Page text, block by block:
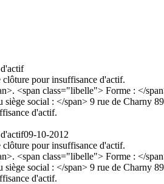
pour insuffisance d'actif.
class="libelle"> Forme : </
social : </span> 9 rue de Charny
d'actif.
09-10-2012
pour insuffisance d'actif.
class="libelle"> Forme : </
social : </span> 9 rue de Charny
d'actif.